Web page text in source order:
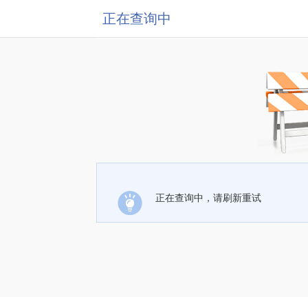
正在查询中
正在查询中，请刷新重试